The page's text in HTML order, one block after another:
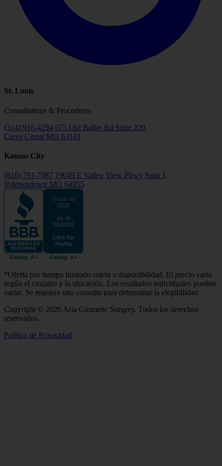
St. Louis
Consultations & Procedures
(314) 916-4294 675 Old Ballas Rd Suite 200,
Creve Coeur MO 63141
Kansas City
(816) 791-7087 19049 E Valley View Pkwy Suite I,
Independence MO 64055
*Oferta por tiempo limitado sujeta a disponibilidad. El precio varía
según el cirujano y la ubicación. Los resultados individuales pueden
variar. Se requiere una consulta para determinar la elegibilidad.
Copyright © 2026 Aria Cosmetic Surgery. Todos los derechos
reservados.
Política de Privacidad